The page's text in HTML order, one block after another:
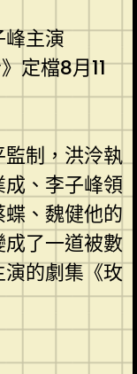
主演
定檔8月11
制，洪泠執
、李子峰領
、魏健他的
了一道被數
的劇集《玫